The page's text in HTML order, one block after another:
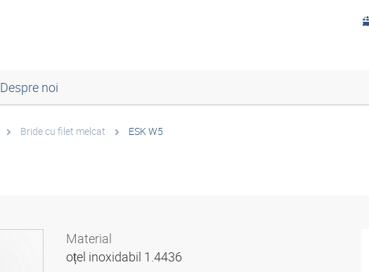
Despre noi
Bride cu filet melcat ESK W5
Material
oțel inoxidabil 1.4436